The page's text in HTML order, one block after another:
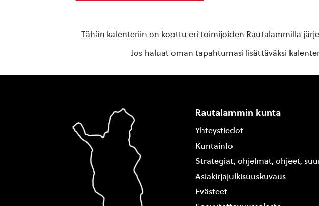
Tähän kalenteriin on koottu eri toimijoiden Rautalammilla
Jos haluat oman tapahtumasi lisättäväksi
Rautalammin kunta
Yhteystiedot
Kuntainfo
Strategiat, ohjelmat, ohjeet,
Asiakirjajulkisuuskuvaus
Evästeet